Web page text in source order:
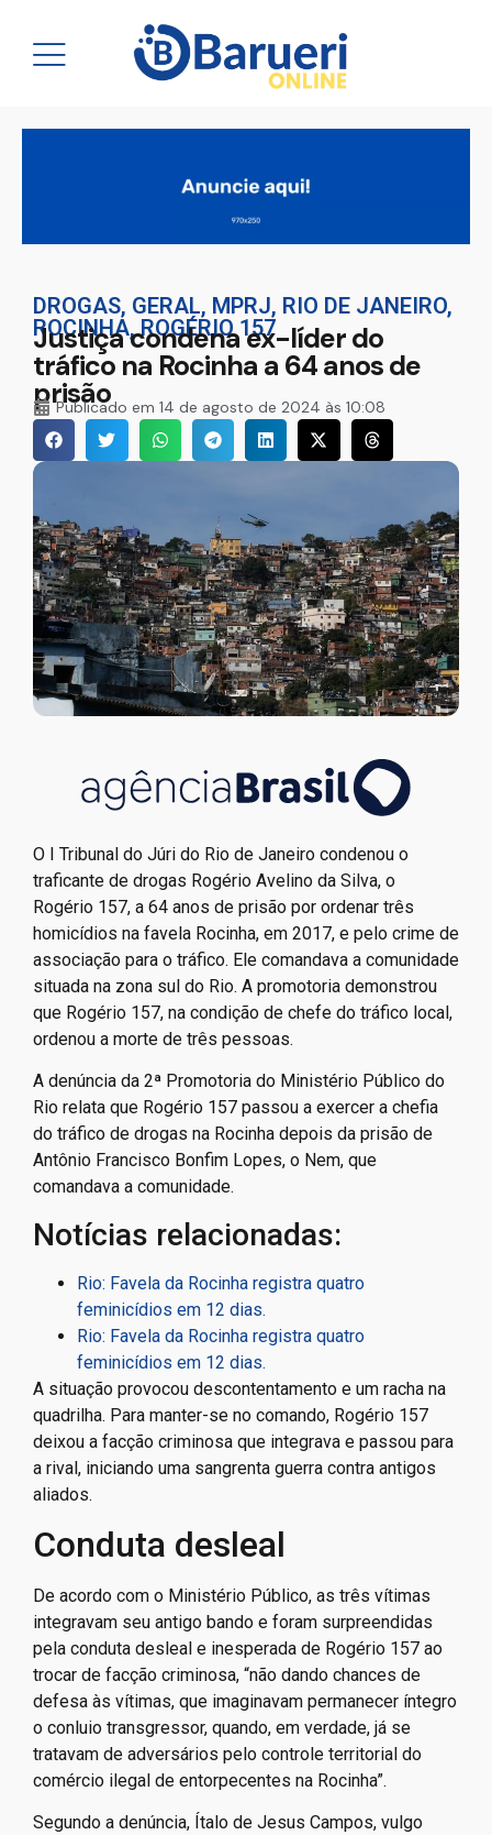
DROGAS, GERAL, MPRJ, RIO DE JANEIRO,
ROCINHA,ROGÉRIO 157
Justiça condena ex-líder do
tráfico na Rocinha a 64 anos de
prisão
Publicado em 14 de agosto de 2024 às 10:08
O I Tribunal do Júri do Rio de Janeiro condenou o
traficante de drogas Rogério Avelino da Silva, o
Rogério 157, a 64 anos de prisão por ordenar três
homicídios na favela Rocinha, em 2017, e pelo crime de
associação para o tráfico. Ele comandava a comunidade
situada na zona sul do Rio. A promotoria demonstrou
que Rogério 157, na condição de chefe do tráfico local,
ordenou a morte de três pessoas.
A denúncia da 2ª Promotoria do Ministério Público do
Rio relata que Rogério 157 passou a exercer a chefia
do tráfico de drogas na Rocinha depois da prisão de
Antônio Francisco Bonfim Lopes, o Nem, que
comandava a comunidade.
Notícias relacionadas:
Rio: Favela da Rocinha registra quatro
feminicídios em 12 dias.
Rio: Favela da Rocinha registra quatro
feminicídios em 12 dias.
A situação provocou descontentamento e um racha na
quadrilha. Para manter-se no comando, Rogério 157
deixou a facção criminosa que integrava e passou para
a rival, iniciando uma sangrenta guerra contra antigos
aliados.
Conduta desleal
De acordo com o Ministério Público, as três vítimas
integravam seu antigo bando e foram surpreendidas
pela conduta desleal e inesperada de Rogério 157 ao
trocar de facção criminosa, “não dando chances de
defesa às vítimas, que imaginavam permanecer íntegro
o conluio transgressor, quando, em verdade, já se
tratavam de adversários pelo controle territorial do
comércio ilegal de entorpecentes na Rocinha”.
Segundo a denúncia, Ítalo de Jesus Campos, vulgo